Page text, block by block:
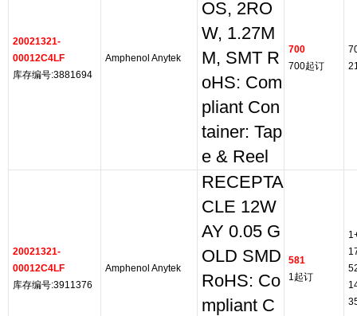
20021321-
00012C4LF
库存编号:3881694
Amphenol Anytek
OS, 2RO
W, 1.27M
M, SMT R
oHS: Com
pliant Con
tainer: Tap
e & Reel
700
700起订
20021321-
00012C4LF
库存编号:3911376
Amphenol Anytek
RECEPTA
CLE 12W
AY 0.05 G
OLD SMD
RoHS: Co
mpliant C
581
1起订